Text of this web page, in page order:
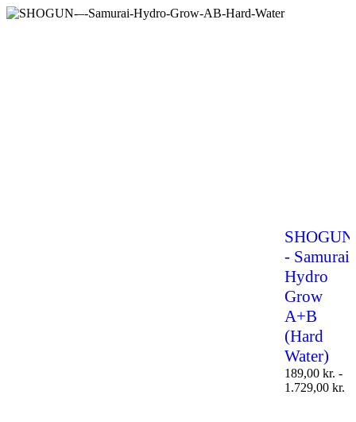
SHOGUN
- Samurai
Hydro
Grow
A+B
(Hard
Water)
189,00 kr. -
1.729,00 kr.